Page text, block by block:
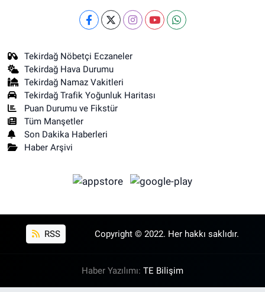
Tekirdağ Nöbetçi Eczaneler
Tekirdağ Hava Durumu
Tekirdağ Namaz Vakitleri
Tekirdağ Trafik Yoğunluk Haritası
Puan Durumu ve Fikstür
Tüm Manşetler
Son Dakika Haberleri
Haber Arşivi
RSS Copyright © 2022. Her hakkı saklıdır.
Haber Yazılımı: TE Bilişim